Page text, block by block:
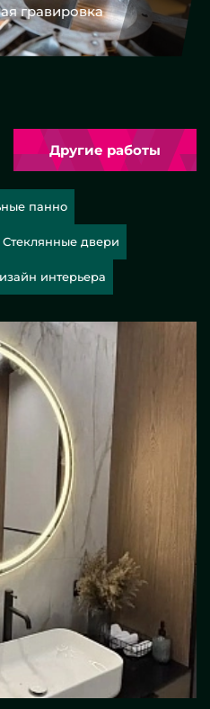
Другие работы
панно
Стеклянные двери
интерьера